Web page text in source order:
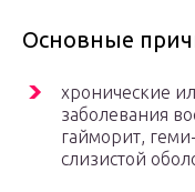
Основные
хронические
заболевания
гайморит,
слизистой